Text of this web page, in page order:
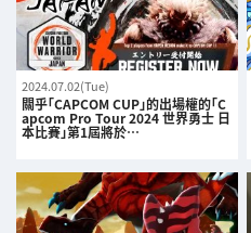
2024.07.02(Tue)
關乎「CAPCOM CUP」的出場權的「C
apcom Pro Tour 2024 世界勇士 日
本比賽」第1屆將於…